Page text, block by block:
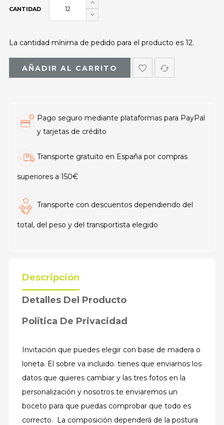
CANTIDAD
La cantidad mínima de pedido para el producto es 12.
AÑADIR AL CARRITO favorite_border cached
Pago seguro mediante plataformas para PayPal
y tarjetas de crédito
Transporte gratuito en España por compras
superiores a 150€
Transporte con descuentos dependiendo del
total, del peso y del transportista elegido
Descripción
Detalles Del Producto
Política De Privacidad
Invitación que puedes elegir con base de madera o
loneta. El sobre va incluido. tienes que enviarnos los
datos que quieres cambiar y las tres fotos en la
personalización y nosotros te enviaremos un
boceto para que puedas comprobar que todo es
correcto. La composición dependerá de la postura